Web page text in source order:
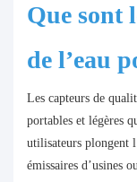
Que sont
de l’eau
Les capteurs de
portables et légères
utilisateurs plongent
émissaires d’usines